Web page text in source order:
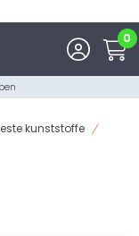
0
kunststoffe